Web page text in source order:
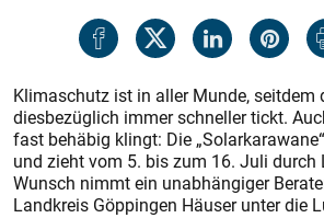
Klimaschutz ist in aller Munde, seitdem
diesbezüglich immer schneller tickt.
fast behäbig klingt: Die
und zieht vom 5. bis zum 16. Juli durch
Wunsch nimmt ein unabhängiger
Landkreis Göppingen Häuser unter die